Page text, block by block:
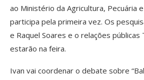
ao Ministério da Agricultura, Pecuária
participa pela primeira vez. Os
e Raquel Soares e o relações públicas
estarão na feira.
Ivan vai coordenar o debate sobre